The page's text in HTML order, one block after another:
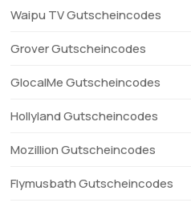
Waipu TV Gutscheincodes
Grover Gutscheincodes
GlocalMe Gutscheincodes
Hollyland Gutscheincodes
Mozillion Gutscheincodes
Flymusbath Gutscheincodes